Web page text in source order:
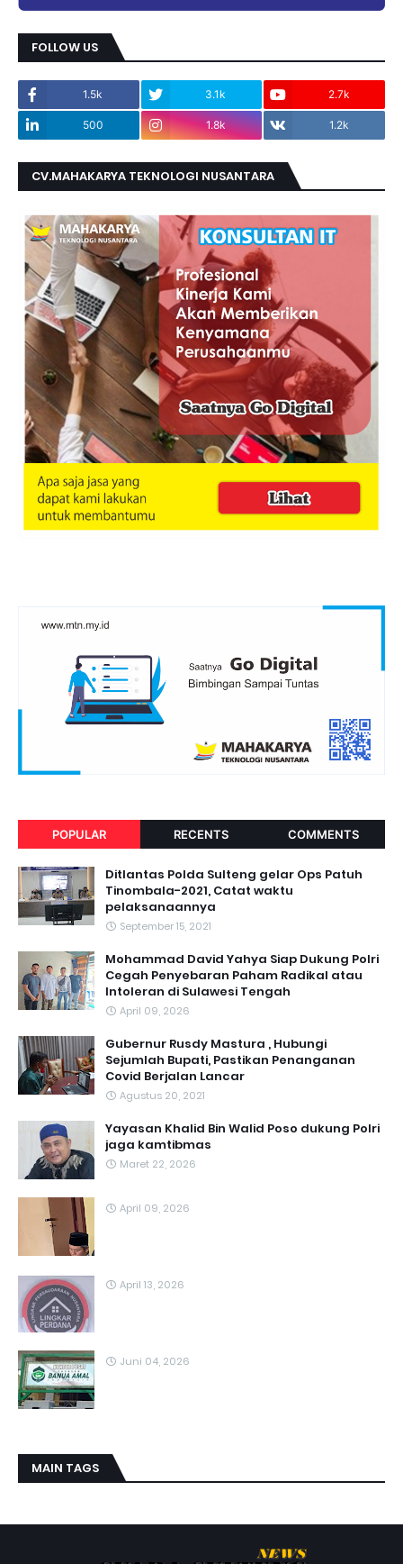
FOLLOW US
1.5k 3.1k 2.7k
500 1.8k 1.2k
CV.MAHAKARYA TEKNOLOGI NUSANTARA
POPULAR RECENTS COMMENTS
Ditlantas Polda Sulteng gelar Ops Patuh
Tinombala-2021, Catat waktu
pelaksanaannya
September 15, 2021
Mohammad David Yahya Siap Dukung Polri
Cegah Penyebaran Paham Radikal atau
Intoleran di Sulawesi Tengah
April 09, 2026
Gubernur Rusdy Mastura , Hubungi
Sejumlah Bupati, Pastikan Penanganan
Covid Berjalan Lancar
Agustus 20, 2021
Yayasan Khalid Bin Walid Poso dukung Polri
jaga kamtibmas
Maret 22, 2026
April 09, 2026
April 13, 2026
Juni 04, 2026
MAIN TAGS